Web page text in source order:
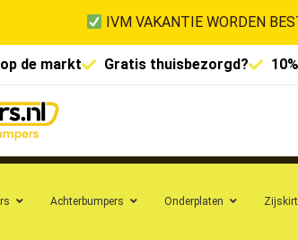
IVM VAKANTIE WORDEN
de markt Gratis thuisbezorgd?
Achterbumpers Onderplaten